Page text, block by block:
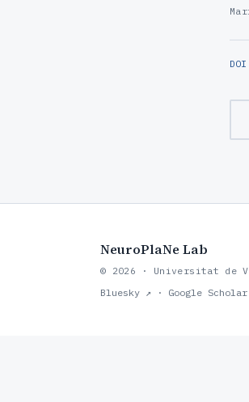
NeuroPlaNe Lab
© 2026 · Universitat de
Bluesky ↗ · Google